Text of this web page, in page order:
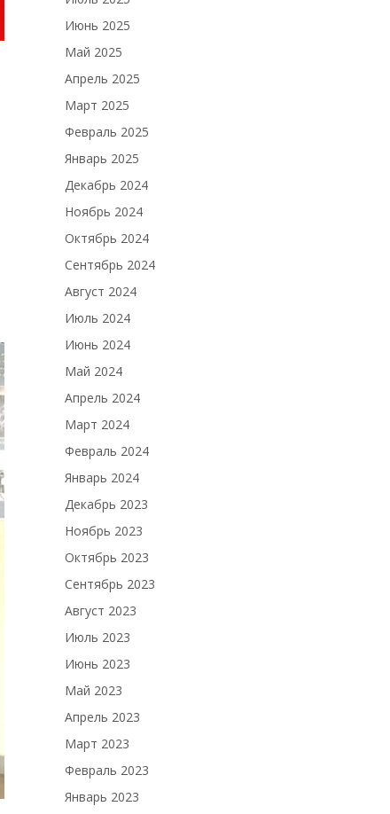
Июнь 2025
Май 2025
Апрель 2025
Март 2025
Февраль 2025
Январь 2025
Декабрь 2024
Ноябрь 2024
Октябрь 2024
Сентябрь 2024
Август 2024
Июль 2024
Июнь 2024
Май 2024
Апрель 2024
Март 2024
Февраль 2024
Январь 2024
Декабрь 2023
Ноябрь 2023
Октябрь 2023
Сентябрь 2023
Август 2023
Июль 2023
Июнь 2023
Май 2023
Апрель 2023
Март 2023
Февраль 2023
Январь 2023